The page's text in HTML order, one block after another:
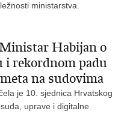
ministarstva.
Habijan o
i rekordnom padu
na sudovima
je 10. sjednica Hrvatskog
uprave i digitalne